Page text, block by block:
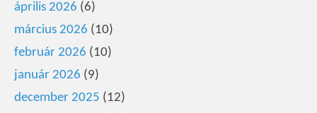
április 2026 (6)
március 2026 (10)
február 2026 (10)
január 2026 (9)
december 2025 (12)